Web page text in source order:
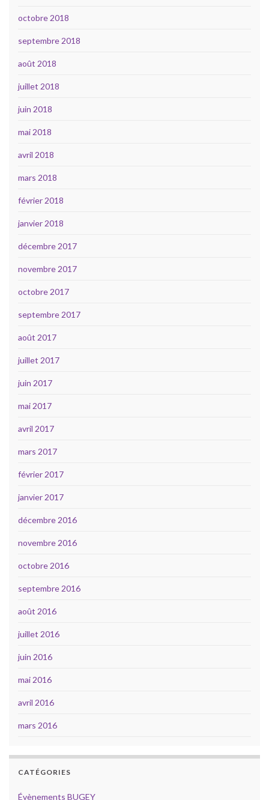
octobre 2018
septembre 2018
août 2018
juillet 2018
juin 2018
mai 2018
avril 2018
mars 2018
février 2018
janvier 2018
décembre 2017
novembre 2017
octobre 2017
septembre 2017
août 2017
juillet 2017
juin 2017
mai 2017
avril 2017
mars 2017
février 2017
janvier 2017
décembre 2016
novembre 2016
octobre 2016
septembre 2016
août 2016
juillet 2016
juin 2016
mai 2016
avril 2016
mars 2016
CATÉGORIES
Évènements BUGEY